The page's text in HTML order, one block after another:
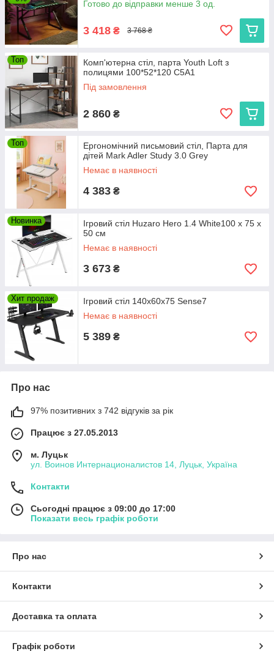
Готово до відправки менше 3 од.
3 418 ₴ 3 768 ₴
Топ
Комп'ютерна стіл, парта Youth Loft з
полицями 100*52*120 C5A1
Під замовлення
2 860 ₴
Топ
Ергономічний письмовий стіл, Парта для
дітей Mark Adler Study 3.0 Grey
Немає в наявності
4 383 ₴
Новинка
Ігровий стіл Huzaro Hero 1.4 White100 x 75 x
50 см
Немає в наявності
3 673 ₴
Хит продаж
Ігровий стіл 140x60x75 Sense7
Немає в наявності
5 389 ₴
Про нас
97% позитивних з 742 відгуків за рік
Працює з 27.05.2013
м. Луцьк
ул. Воинов Интернационалистов 14, Луцьк, Україна
Контакти
Сьогодні працює з 09:00 до 17:00
Показати весь графік роботи
Про нас
Контакти
Доставка та оплата
Графік роботи